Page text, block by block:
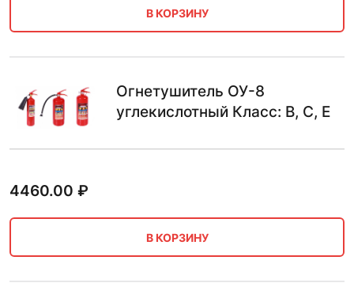
В КОРЗИНУ
Огнетушитель ОУ-8
углекислотный Класс: B, C, E
4460.00 ₽
В КОРЗИНУ